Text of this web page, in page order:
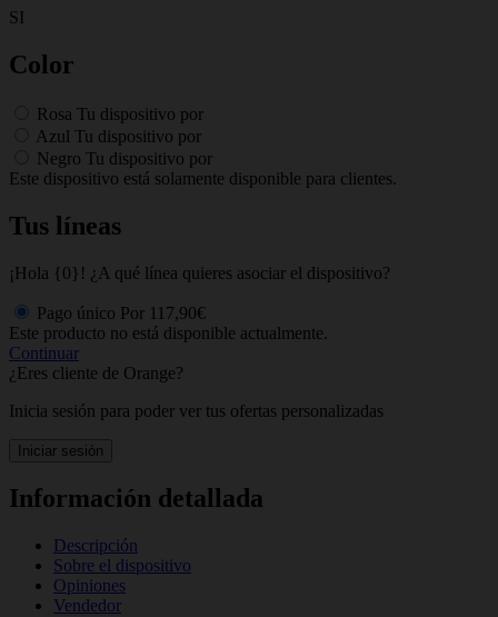
SI
Color
Rosa Tu dispositivo por
Azul Tu dispositivo por
Negro Tu dispositivo por
Este dispositivo está solamente disponible para clientes.
Tus líneas
¡Hola {0}! ¿A qué línea quieres asociar el dispositivo?
Pago único Por 117,90€
Este producto no está disponible actualmente.
Continuar
¿Eres cliente de Orange?
Inicia sesión para poder ver tus ofertas personalizadas
Iniciar sesión
Información detallada
Descripción
Sobre el dispositivo
Opiniones
Vendedor